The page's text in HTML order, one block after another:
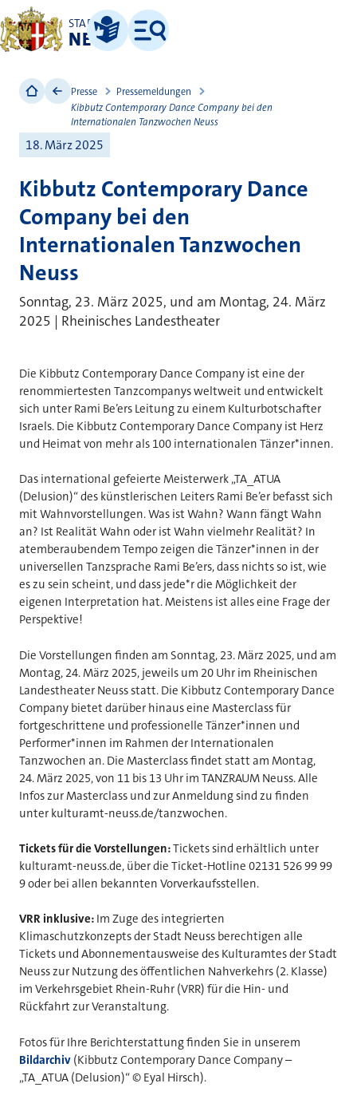
STADT
NEUSS
Leichte Sprache
Menü
Presse
Pressemeldungen
Kibbutz Contemporary Dance Company bei den
Internationalen Tanzwochen Neuss
18. März 2025
Kibbutz Contemporary Dance
Company bei den
Internationalen Tanzwochen
Neuss
Sonntag, 23. März 2025, und am Montag, 24. März
2025 | Rheinisches Landestheater
Die Kibbutz Contemporary Dance Company ist eine der
renommiertesten Tanzcompanys weltweit und entwickelt
sich unter Rami Be’ers Leitung zu einem Kulturbotschafter
Israels. Die Kibbutz Contemporary Dance Company ist Herz
und Heimat von mehr als 100 internationalen Tänzer*innen.
Das international gefeierte Meisterwerk „TA_ATUA
(Delusion)“ des künstlerischen Leiters Rami Be’er befasst sich
mit Wahnvorstellungen. Was ist Wahn? Wann fängt Wahn
an? Ist Realität Wahn oder ist Wahn vielmehr Realität? In
atemberaubendem Tempo zeigen die Tänzer*innen in der
universellen Tanzsprache Rami Be’ers, dass nichts so ist, wie
es zu sein scheint, und dass jede*r die Möglichkeit der
eigenen Interpretation hat. Meistens ist alles eine Frage der
Perspektive!
Die Vorstellungen finden am Sonntag, 23. März 2025, und am
Montag, 24. März 2025, jeweils um 20 Uhr im Rheinischen
Landestheater Neuss statt. Die Kibbutz Contemporary Dance
Company bietet darüber hinaus eine Masterclass für
fortgeschrittene und professionelle Tänzer*innen und
Performer*innen im Rahmen der Internationalen
Tanzwochen an. Die Masterclass findet statt am Montag,
24. März 2025, von 11 bis 13 Uhr im TANZRAUM Neuss. Alle
Infos zur Masterclass und zur Anmeldung sind zu finden
unter kulturamt-neuss.de/tanzwochen.
Tickets für die Vorstellungen:Tickets sind erhältlich unter
kulturamt-neuss.de, über die Ticket-Hotline 02131 526 99 99
9 oder bei allen bekannten Vorverkaufsstellen.
VRR inklusive: Im Zuge des integrierten
Klimaschutzkonzepts der Stadt Neuss berechtigen alle
Tickets und Abonnementausweise des Kulturamtes der Stadt
Neuss zur Nutzung des öffentlichen Nahverkehrs (2. Klasse)
im Verkehrsgebiet Rhein-Ruhr (VRR) für die Hin- und
Rückfahrt zur Veranstaltung.
Fotos für Ihre Berichterstattung finden Sie in unserem
Bildarchiv (Kibbutz Contemporary Dance Company –
„TA_ATUA (Delusion)“ © Eyal Hirsch).